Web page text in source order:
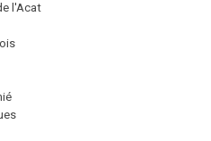
l'Acat